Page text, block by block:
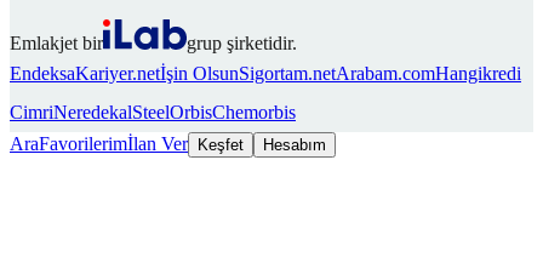
Emlakjet bir
grup şirketidir.
EndeksaKariyer.netİşin OlsunSigortam.netArabam.comHangikredi
CimriNeredekalSteelOrbisChemorbis
AraFavorilerimİlan Ver Keşfet Hesabım